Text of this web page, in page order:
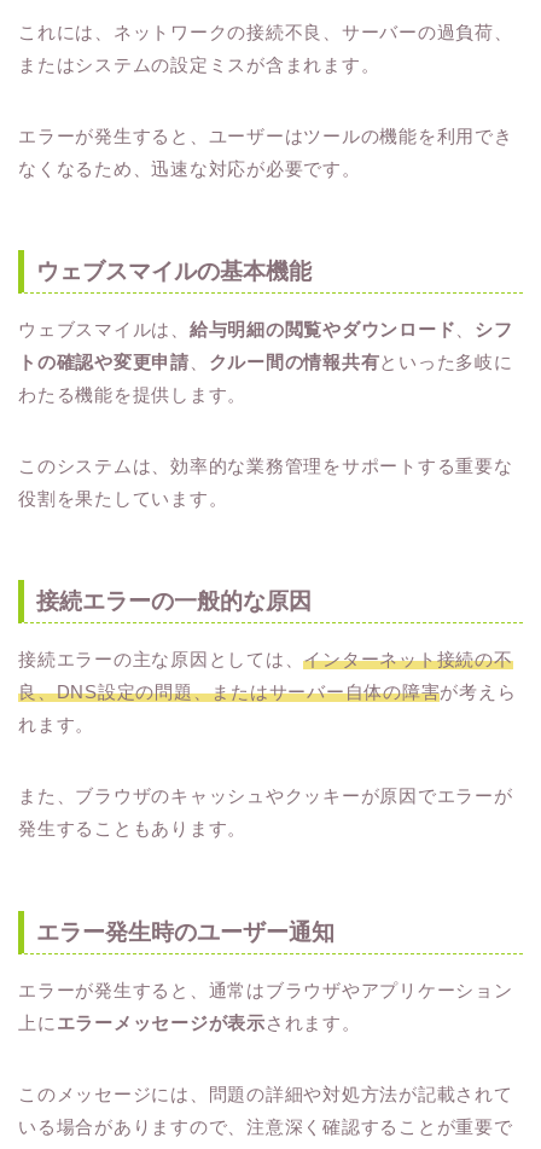
これには、ネットワークの接続不良、サーバーの過負荷、
またはシステムの設定ミスが含まれます。
エラーが発生すると、ユーザーはツールの機能を利用でき
なくなるため、迅速な対応が必要です。
ウェブスマイルの基本機能
ウェブスマイルは、 給与明細の閲覧やダウンロード
シフ
トの確認や変更申請
クルー間の情報共有といった多岐に
わたる機能を提供します。
このシステムは、効率的な業務管理をサポートする重要な
役割を果たしています。
接続エラーの一般的な原因
接続エラーの主な原因としては、インターネット接続の不
良、DNS設定の問題、またはサーバー自体の障害が考えら
れます。
また、ブラウザのキャッシュやクッキーが原因でエラーが
発生することもあります。
エラー発生時のユーザー通知
エラーが発生すると、通常はブラウザやアプリケーション
上に エラーメッセージが表示されます。
このメッセージには、問題の詳細や対処方法が記載されて
いる場合がありますので、注意深く確認することが重要で